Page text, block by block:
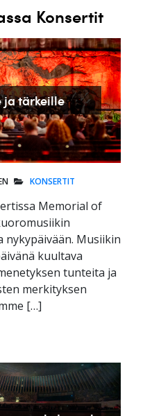
Konsertit
ja tärkeille
KONSERTIT
Memorial of
nykypäivään. Musiikin
kuultava
tunteita ja
merkityksen
[…]